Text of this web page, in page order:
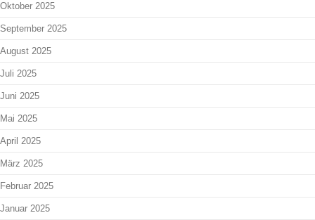
Oktober 2025
September 2025
August 2025
Juli 2025
Juni 2025
Mai 2025
April 2025
März 2025
Februar 2025
Januar 2025